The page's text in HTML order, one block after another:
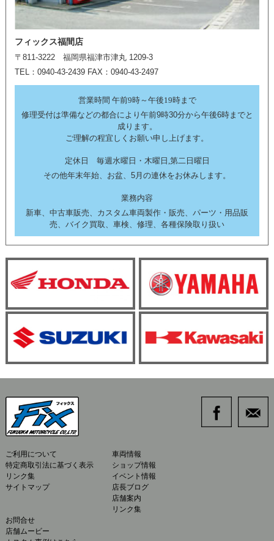
フィックス福間店
〒811-3222 福岡県福津市津丸 1209-3
TEL：0940-43-2439 FAX：0940-43-2497
営業時間 午前9時～午後19時まで
修理受付は準備などの都合により午前9時30分から午後6時までと
成ります。
ご理解の程宜しくお願い申し上げます。
定休日 毎週水曜日・木曜日,第二日曜日
その他年末年始、お盆、5月の連休をお休みします。
業務内容
新車、中古車販売、カスタム車両製作・販売、パーツ・用品販
売、バイク買取、車検、修理、各種保険取り扱い
ご利用について
特定商取引法に基づく表示
リンク集
サイトマップ
車両情報
ショップ情報
イベント情報
店長ブログ
店舗案内
リンク集
お問合せ
店舗ムービー